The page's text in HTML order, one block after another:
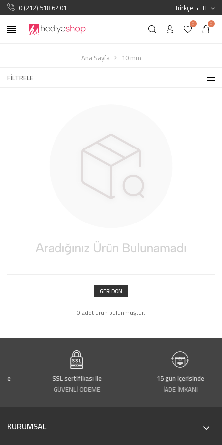
0 (212) 518 62 01 Türkçe TL
0 0
Ana Sayfa
10 mm
FILTRELE
GERI DÖN
0 adet ürün bulunmuştur.
SSL sertifikası ile
GÜVENLİ ÖDEME
15 gün içerisinde
İADE İMKANI
KURUMSAL